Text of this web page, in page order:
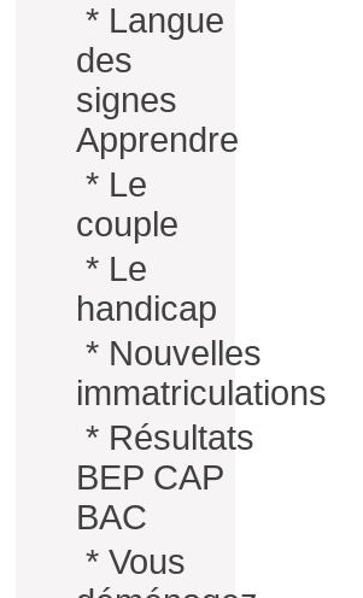
* Langue
des
signes
Apprendre
* Le
couple
* Le
handicap
* Nouvelles
immatriculations
* Résultats
BEP CAP
BAC
* Vous